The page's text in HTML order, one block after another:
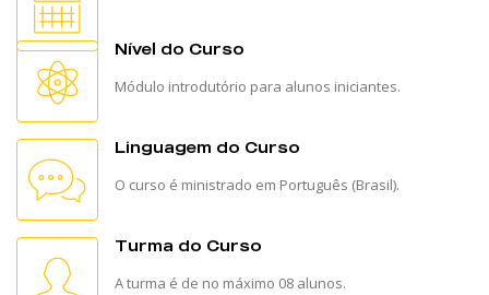
Nível do Curso
Módulo introdutório para alunos iniciantes.
Linguagem do Curso
O curso é ministrado em Português (Brasil).
Turma do Curso
A turma é de no máximo 08 alunos.